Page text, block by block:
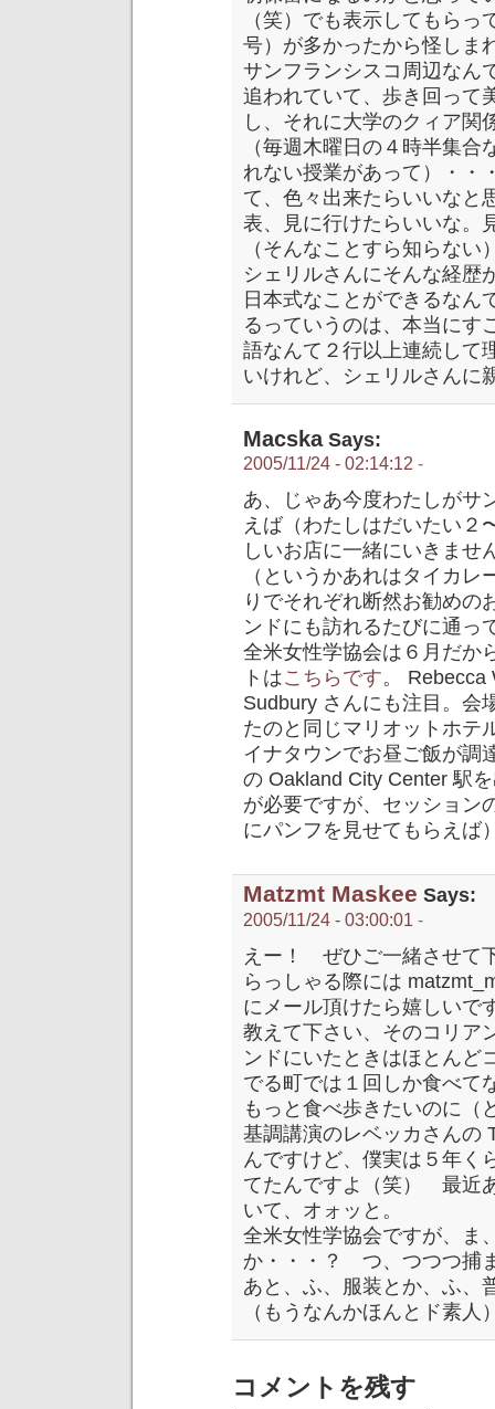
（笑）でも表示してもら
号）が多かったから怪しま
サンフランシスコ周辺なん
追われていて、歩き回って
し、それに大学のクィア関
（毎週木曜日の４時半集
れない授業があって）・・
て、色々出来たらいいなと
表、見に行けたらいいな。
（そんなことすら知らない
シェリルさんにそんな経
日本式なことができるな
るっていうのは、本当にす
語なんて２行以上連続して
いけれど、シェリルさんに
MacskaSays:
2005/11/24 - 02:14:12 -
あ、じゃあ今度わたしがサ
えば（わたしはだいたい２
しいお店に一緒にいきませ
（というかあれはタイカ
りでそれぞれ断然お勧めの
ンドにも訪れるたびに通っ
全米女性学協会は６月だか
トはこちらです。 Rebecca
Sudbury さんにも注目。会
たのと同じマリオットホテ
イナタウンでお昼ご飯が調
の Oakland City Center 駅
が必要ですが、セッション
にパンフを見せてもらえば
Matzmt Maskee Says:
2005/11/24 - 03:00:01 -
えー！ ぜひご一緒させて
らっしゃる際には
にメール頂けたら嬉しいで
教えて下さい、そのコリ
ンドにいたときはほとんど
でる町では１回しか食べて
もっと食べ歩きたいのに（
基調講演のレベッカさんの
んですけど、僕実は５年く
てたんですよ（笑） 最近
いて、オォッと。
全米女性学協会ですが、ま
か・・・？ つ、つつつ捕
あと、ふ、服装とか、ふ
（もうなんかほんとド素人
コメントを残す